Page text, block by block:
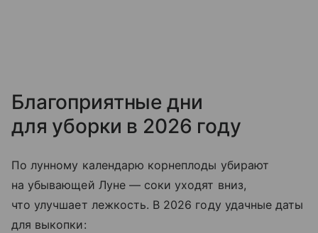
Благоприятные дни
для уборки в 2026 году
По лунному календарю корнеплоды убирают
на убывающей Луне — соки уходят вниз,
что улучшает лежкость. В 2026 году удачные даты
для выкопки: